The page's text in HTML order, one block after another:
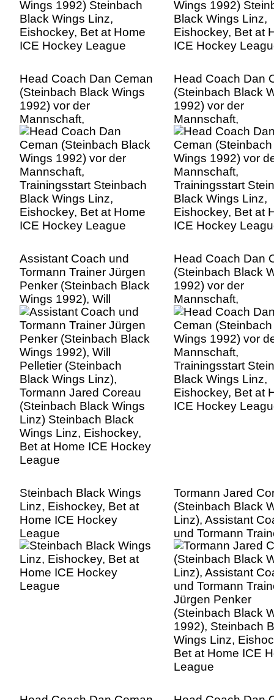
Head Coach Dan Ceman
(Steinbach Black Wings
1992) vor der
Mannschaft,
Trainingsstart Steinbach
Black Wings Linz,
Eishockey, Bet at Home
ICE Hockey League
Head Coach Dan
(Steinbach Black
1992) vor der
Mannschaft,
Trainingsstart
Black Wings Linz,
Eishockey, Bet at
ICE Hockey
Assistant Coach und
Tormann Trainer Jürgen
Penker (Steinbach Black
Wings 1992), Will
Pelletier (Steinbach
Black Wings Linz),
Tormann Jared Coreau
(Steinbach Black Wings
Linz) Steinbach Black
Wings Linz, Eishockey,
Bet at Home ICE Hockey
League
Head Coach Dan
(Steinbach Black
1992) vor der
Mannschaft,
Trainingsstart
Black Wings Linz,
Eishockey, Bet at
ICE Hockey
Steinbach Black Wings
Linz, Eishockey, Bet at
Home ICE Hockey
League
Tormann Jared
(Steinbach Black
Linz), Assistant
und Tormann
Jürgen Penker
(Steinbach Black
1992), Steinbach
Wings Linz,
Bet at Home ICE
League